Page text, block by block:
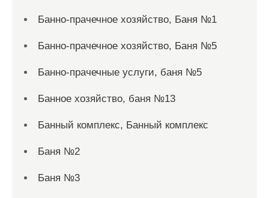
Банно-прачечное хозяйство, Баня №1
Банно-прачечное хозяйство, Баня №5
Банно-прачечные услуги, баня №5
Банное хозяйство, баня №13
Банный комплекс, Банный комплекс
Баня №2
Баня №3